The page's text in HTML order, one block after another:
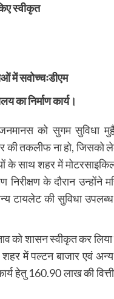
स्वीकृत
में सवोच्चःडीएम
का निर्माण कार्य।
को सुगम सुविधा
की तकलीफ ना हो, जिसको
के साथ शहर में
के दौरान उन्होंने
टायलेट की सुविधा
को शासन स्वीकृत कर
में पल्टन बाजार एवं
हेतु 160.90 लाख की